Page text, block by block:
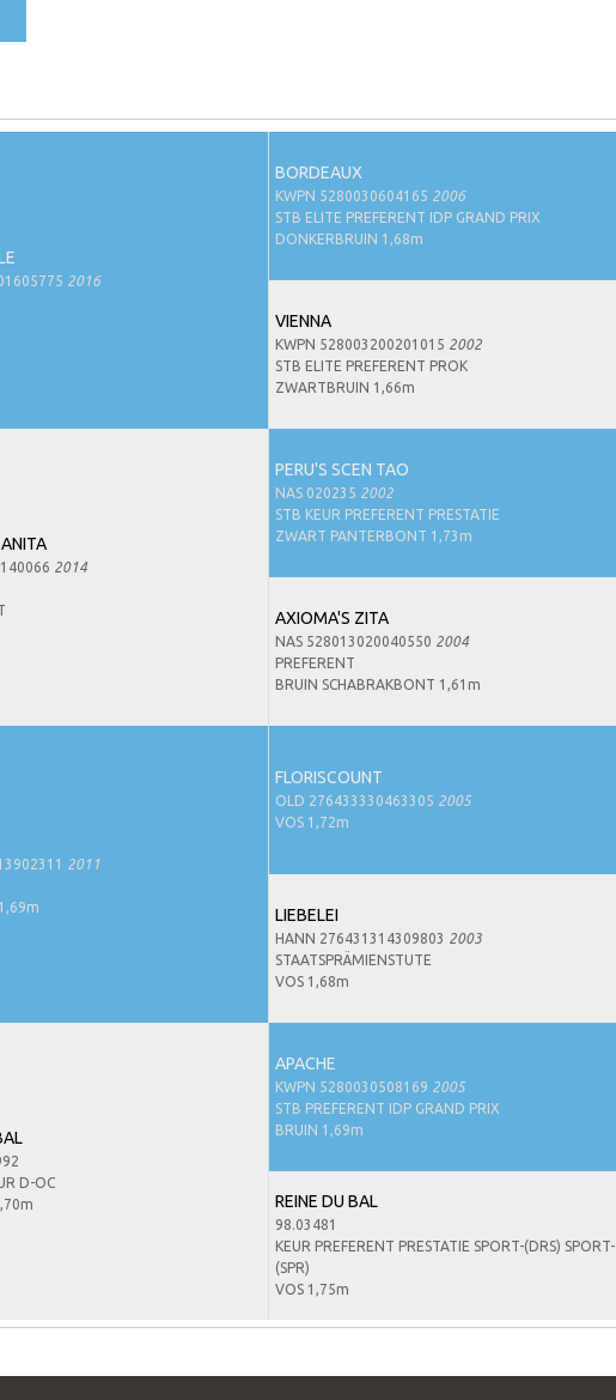
2016
BORDEAUX
KWPN 5280030604165 2006
STB ELITE PREFERENT IDP GRAND PRIX
DONKERBRUIN 1,68m
VIENNA
KWPN 528003200201015 2002
STB ELITE PREFERENT PROK
ZWARTBRUIN 1,66m
2014
PERU'S SCEN TAO
NAS 020235 2002
STB KEUR PREFERENT PRESTATIE
ZWART PANTERBONT 1,73m
AXIOMA'S ZITA
NAS 528013020040550 2004
PREFERENT
BRUIN SCHABRAKBONT 1,61m
2011
FLORISCOUNT
OLD 276433330463305 2005
VOS 1,72m
LIEBELEI
HANN 276431314309803 2003
STAATSPRÄMIENSTUTE
VOS 1,68m
D-OC
APACHE
KWPN 5280030508169 2005
STB PREFERENT IDP GRAND PRIX
BRUIN 1,69m
REINE DU BAL
98.03481
KEUR PREFERENT PRESTATIE SPORT-(DRS) SPORT-
(SPR)
VOS 1,75m